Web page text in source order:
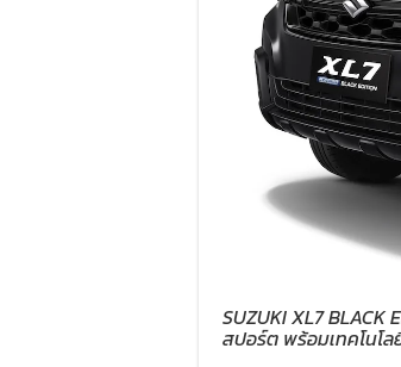
SUZUKI XL7
สปอร์ต พร้อมเทคโนโ